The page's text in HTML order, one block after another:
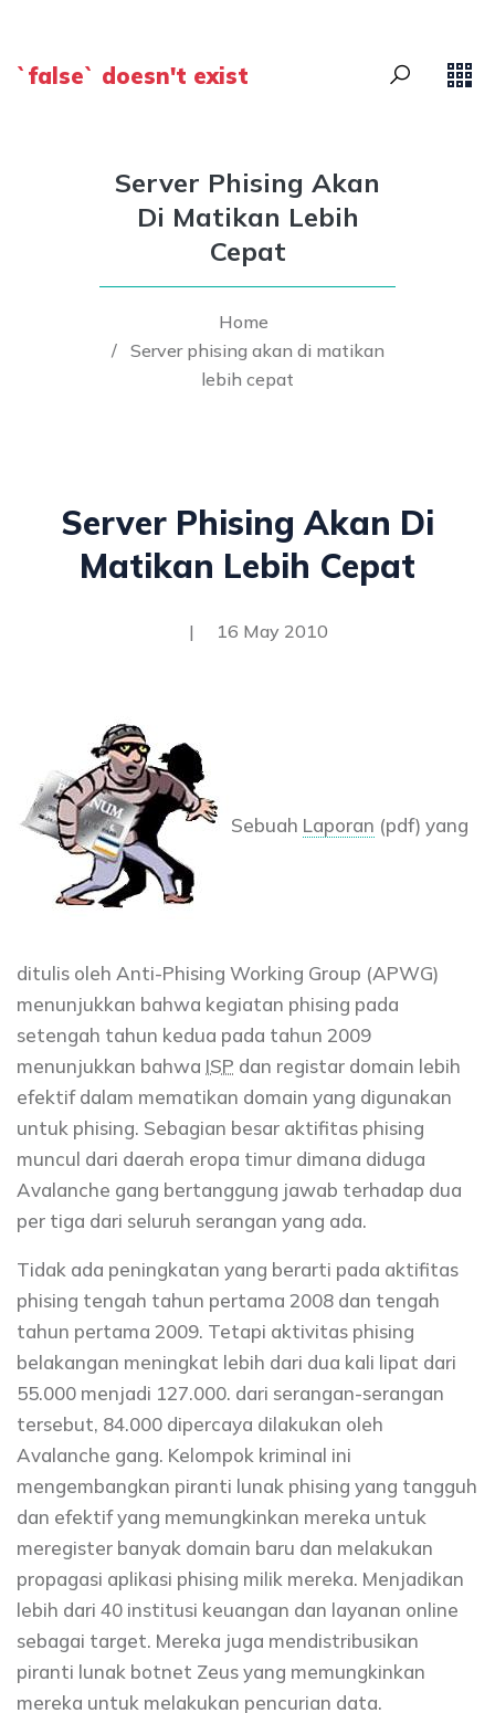
`false` doesn't exist
Server Phising Akan
Di Matikan Lebih
Cepat
Home
/ Server phising akan di matikan
lebih cepat
Server Phising Akan Di
Matikan Lebih Cepat
| 16 May 2010
Sebuah Laporan (pdf) yang
ditulis oleh Anti-Phising Working Group (APWG)
menunjukkan bahwa kegiatan phising pada
setengah tahun kedua pada tahun 2009
menunjukkan bahwa ISP dan registar domain lebih
efektif dalam mematikan domain yang digunakan
untuk phising. Sebagian besar aktifitas phising
muncul dari daerah eropa timur dimana diduga
Avalanche gang bertanggung jawab terhadap dua
per tiga dari seluruh serangan yang ada.
Tidak ada peningkatan yang berarti pada aktifitas
phising tengah tahun pertama 2008 dan tengah
tahun pertama 2009. Tetapi aktivitas phising
belakangan meningkat lebih dari dua kali lipat dari
55.000 menjadi 127.000. dari serangan-serangan
tersebut, 84.000 dipercaya dilakukan oleh
Avalanche gang. Kelompok kriminal ini
mengembangkan piranti lunak phising yang tangguh
dan efektif yang memungkinkan mereka untuk
meregister banyak domain baru dan melakukan
propagasi aplikasi phising milik mereka. Menjadikan
lebih dari 40 institusi keuangan dan layanan online
sebagai target. Mereka juga mendistribusikan
piranti lunak botnet Zeus yang memungkinkan
mereka untuk melakukan pencurian data.